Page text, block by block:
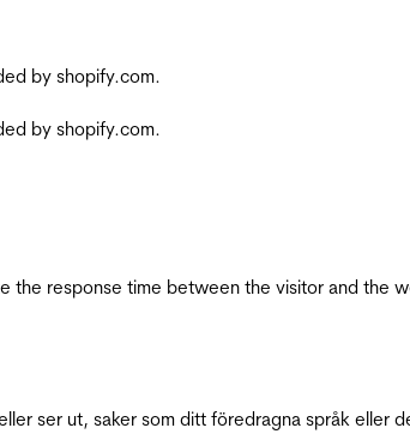
by shopify.com.
by shopify.com.
response time between the visitor and the
ser ut, saker som ditt föredragna språk eller